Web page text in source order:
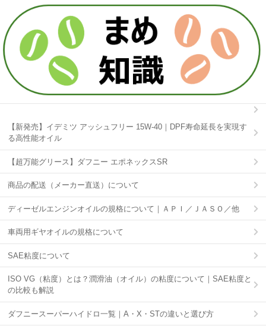
【新発売】イデミツ アッシュフリー 15W-40｜DPF寿命延長を実現す
る高性能オイル
【超万能グリース】ダフニー エポネックスSR
商品の配送（メーカー直送）について
ディーゼルエンジンオイルの規格について｜ＡＰＩ／ＪＡＳＯ／他
車両用ギヤオイルの規格について
SAE粘度について
ISO VG（粘度）とは？潤滑油（オイル）の粘度について｜SAE粘度と
の比較も解説
ダフニースーパーハイドロ一覧｜A・X・STの違いと選び方